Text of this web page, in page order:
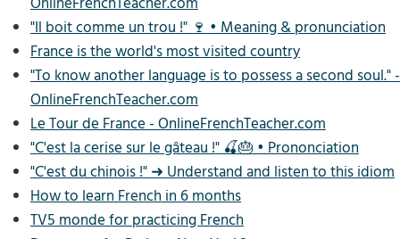
"Il boit comme un trou !" 🍷 • Meaning & pronunciation
France is the world's most visited country
"To know another language is to possess a second soul." -
OnlineFrenchTeacher.com
Le Tour de France - OnlineFrenchTeacher.com
"C'est la cerise sur le gâteau !" 🍒🎂 • Prononciation
"C'est du chinois !" ➜ Understand and listen to this idiom
How to learn French in 6 months
TV5 monde for practicing French